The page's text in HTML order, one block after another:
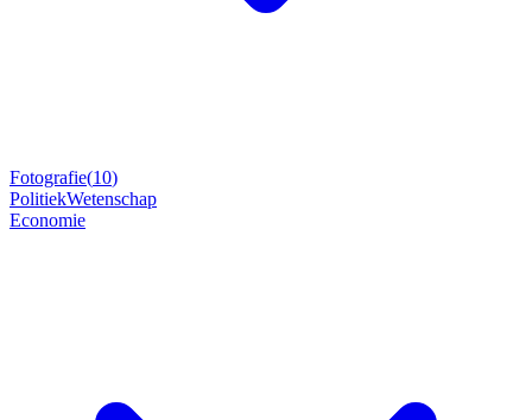
Fotografie(10)
PolitiekWetenschap
Economie